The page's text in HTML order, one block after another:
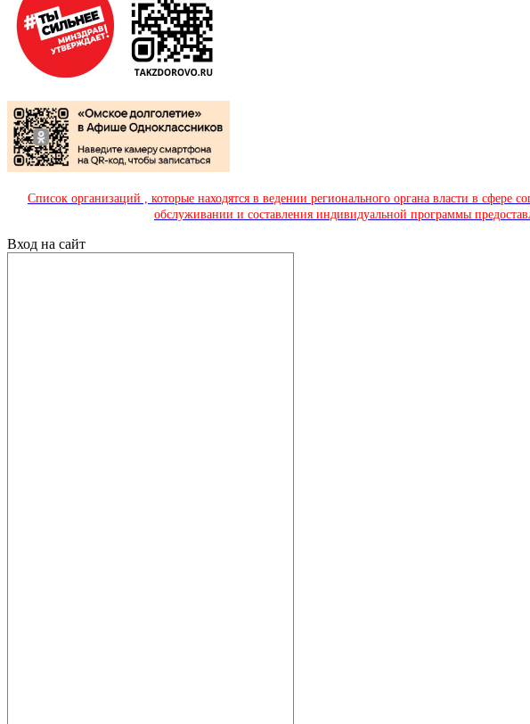
Список организаций , которые находятся в ведении регионального органа власти в
обслуживании и составления индивидуальной программы
Вход на сайт